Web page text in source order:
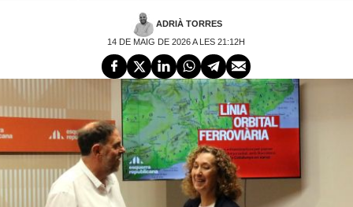
ADRIÀ TORRES
14 DE MAIG DE 2026 A LES 21:12H